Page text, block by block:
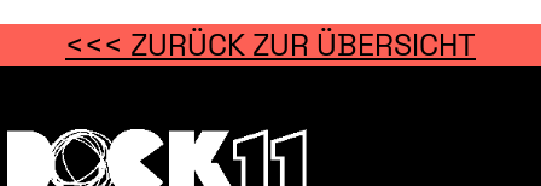
<<< ZURÜCK ZUR ÜBERSICHT